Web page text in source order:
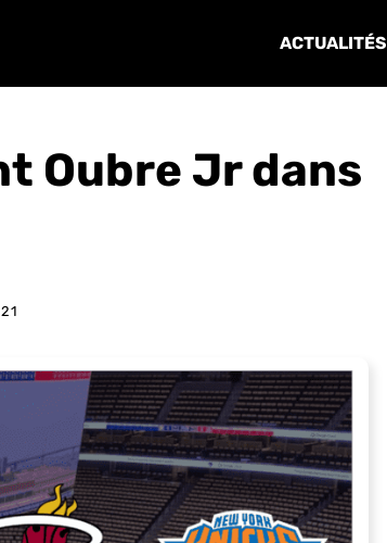
ACTUALITÉS
Oubre Jr dans